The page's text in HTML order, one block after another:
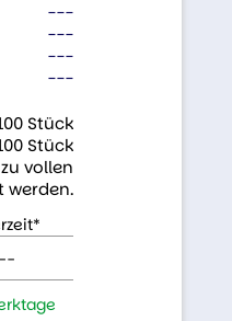
---
---
---
---
Stück
Stück
vollen
werden.